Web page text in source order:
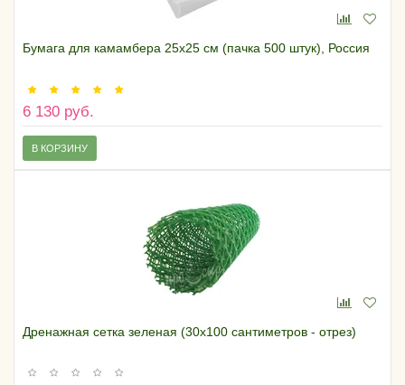
Бумага для камамбера 25х25 см (пачка 500 штук), Россия
6 130 руб.
В КОРЗИНУ
Дренажная сетка зеленая (30х100 сантиметров - отрез)